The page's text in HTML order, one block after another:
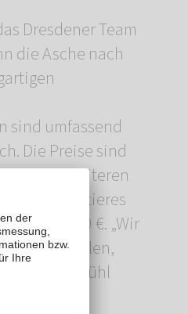
Dresdener Team
die Asche nach
sind umfassend
Die Preise sind
sowie weiteren
eines Haustieres
zu 1990,00 €. „Wir
erfüllen,
Gefühl